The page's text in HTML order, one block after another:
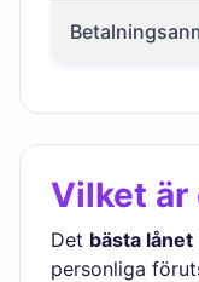
Vilket är
Det bästa lånet
personliga